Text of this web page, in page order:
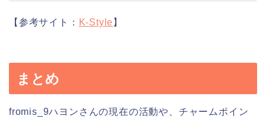
【参考サイト： K-Style 】
まとめ
fromis_9ハヨンさんの現在の活動や、チャームポイン